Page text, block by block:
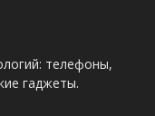
телефоны,
гаджеты.